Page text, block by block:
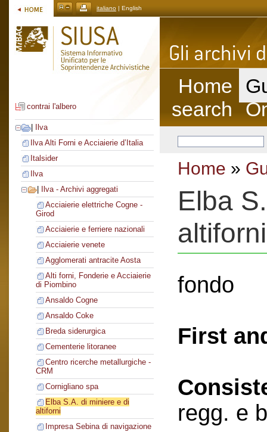
italiano | English
contrai l'albero
Ilva
Ilva Alti Forni e Acciaierie d’Italia
Italsider
Ilva
Ilva - Archivi aggregati
Acciaierie elettriche Cogne -
Girod
Acciaierie e ferriere nazionali
Acciaierie venete
Agglomerati antracite Aosta
Alti forni, Fonderie e Acciaierie
di Piombino
Ansaldo Cogne
Ansaldo Coke
Breda siderurgica
Cementerie litoranee
Centro ricerche metallurgiche -
CRM
Cornigliano spa
Elba S.A. di miniere e di
altiforni
Impresa Sebina di navigazione
Home
search
Home »
Elba
altiforni
fondo
First
regg. e